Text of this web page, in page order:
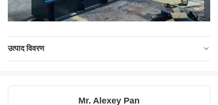
उत्पाद विवरण
Mr. Alexey Pan